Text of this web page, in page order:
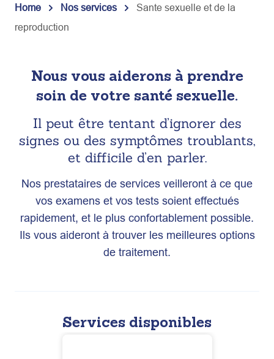
Home Nos services
Sante sexuelle et de la
reproduction
Nous vous aiderons à prendre
soin de votre santé sexuelle.
Il peut être tentant d’ignorer des
signes ou des symptômes troublants,
et difficile d’en parler.
Nos prestataires de services veilleront à ce que
vos examens et vos tests soient effectués
rapidement, et le plus confortablement possible.
Ils vous aideront à trouver les meilleures options
de traitement.
Services disponibles